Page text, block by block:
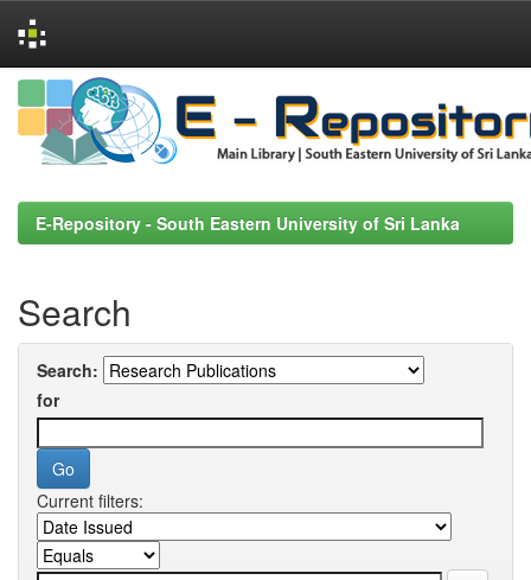
Skip
navigation
E-Repository - South Eastern University of Sri Lanka
Search
Search:
for
Current filters: